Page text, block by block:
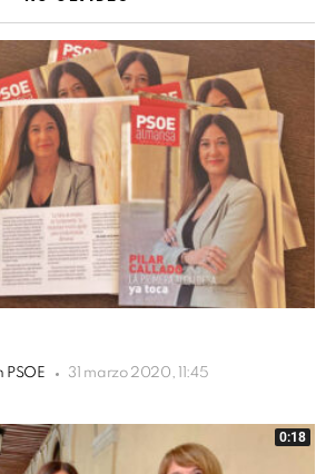
PSOE 31 marzo 2020, 11:45
0:18